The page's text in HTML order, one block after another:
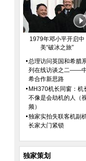
1979年邓小平开启中
美“破冰之旅”
总理访问英国和希腊
列在线访谈之二——
希合作新思路
MH370机长同窗：机
不像是会劫机的人（
频）
独家实拍失联客机副
长家大门紧锁
独家策划